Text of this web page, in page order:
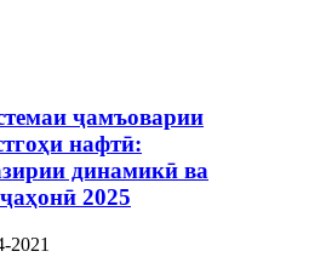
ҷамъоварии
нафтӣ:
динамикӣ ва
2025
2021